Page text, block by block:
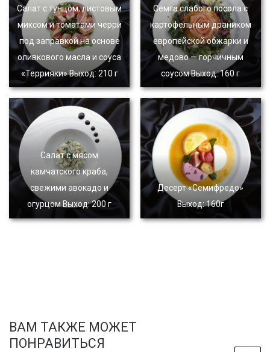
Салат с тунцом, листовым
миксом и томатами черри
под заправкой на основе
оливкового масла и соуса
«Террияки» Выход: 210 г
Сёмга слабого посола с
картофельным драником
европейской обжарки и
медово — горчичным
соусом Выход: 160 г
Салат с мясом
камчатского краба,
свежими авокадо и
огурцом Выход: 200 г
Десерт «Семифредо»
Выход: 160г
ВАМ ТАКЖЕ МОЖЕТ
ПОНРАВИТЬСЯ